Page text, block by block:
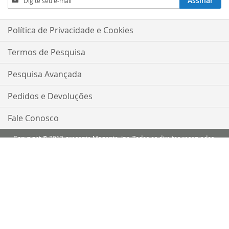
se
na
nossa
Política de Privacidade e Cookies
Termos de Pesquisa
Pesquisa Avançada
Pedidos e Devoluções
Fale Conosco
Copyright © 2013-presente Magento, Inc. Todos os direitos reservados.